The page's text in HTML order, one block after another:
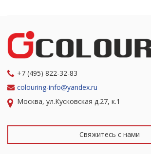
+7 (495) 822-32-83
colouring-info@yandex.ru
Москва, ул.Кусковская д.27, к.1
Свяжитесь с нами